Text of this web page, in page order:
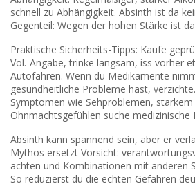
schnell zu Abhängigkeit. Absinth ist da
Gegenteil: Wegen der hohen Stärke ist
Praktische Sicherheits-Tipps: Kaufe
Vol.-Angabe, trinke langsam, iss vorher
Autofahren. Wenn du Medikamente
gesundheitliche Probleme hast,
Symptomen wie Sehproblemen,
Ohnmachtsgefühlen suche medizinische
Absinth kann spannend sein, aber er
Mythos ersetzt Vorsicht:
achten und Kombinationen mit anderen
So reduzierst du die echten Gefahren